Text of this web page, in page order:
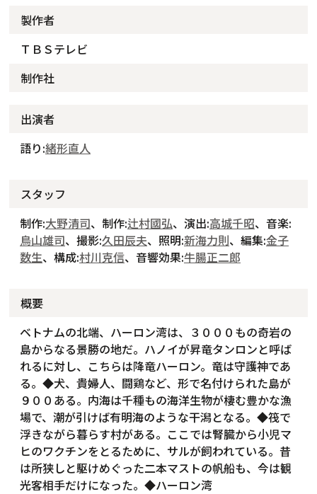
製作者
ＴＢＳテレビ
制作社
出演者
語り:緒形直人
スタッフ
制作:大野清司、制作:辻村國弘、演出:高城千昭、音楽:
鳥山雄司、撮影:久田辰夫、照明:新海力則、編集:金子
数生、構成:村川克信、音響効果:牛腸正二郎
概要
ベトナムの北端、ハーロン湾は、３０００もの奇岩の
島からなる景勝の地だ。ハノイが昇竜タンロンと呼ば
れるに対し、こちらは降竜ハーロン。竜は守護神であ
る。◆犬、貴婦人、闘鶏など、形で名付けられた島が
９００ある。内海は千種もの海洋生物が棲む豊かな漁
場で、潮が引けば有明海のような干潟となる。◆筏で
浮きながら暮らす村がある。ここでは腎臓から小児マ
ヒのワクチンをとるために、サルが飼われている。昔
は所狭しと駆けめぐった二本マストの帆船も、今は観
光客相手だけになった。◆ハーロン湾